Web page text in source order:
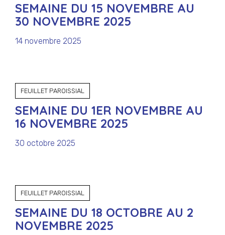
SEMAINE DU 15 NOVEMBRE AU
30 NOVEMBRE 2025
14 novembre 2025
FEUILLET PAROISSIAL
SEMAINE DU 1ER NOVEMBRE AU
16 NOVEMBRE 2025
30 octobre 2025
FEUILLET PAROISSIAL
SEMAINE DU 18 OCTOBRE AU 2
NOVEMBRE 2025